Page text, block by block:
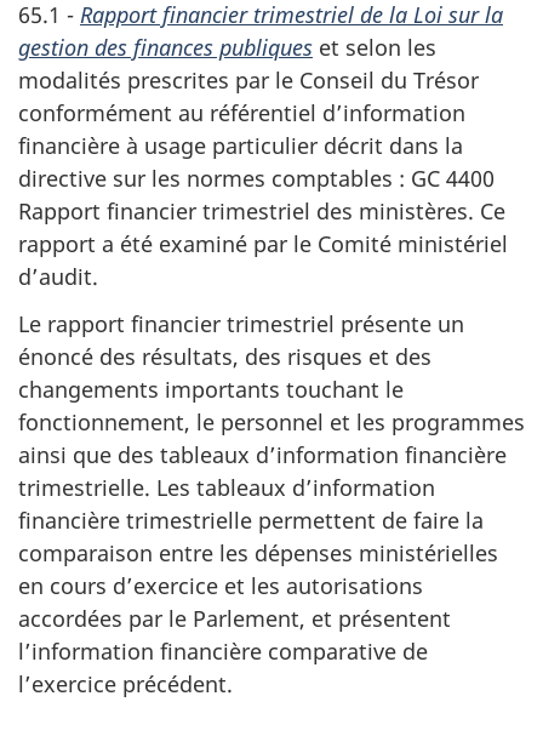
65.1 - Rapport financier trimestriel de la Loi sur la
gestion des finances publiques et selon les
modalités prescrites par le Conseil du Trésor
conformément au référentiel d’information
financière à usage particulier décrit dans la
directive sur les normes comptables : GC 4400
Rapport financier trimestriel des ministères. Ce
rapport a été examiné par le Comité ministériel
d’audit.
Le rapport financier trimestriel présente un
énoncé des résultats, des risques et des
changements importants touchant le
fonctionnement, le personnel et les programmes
ainsi que des tableaux d’information financière
trimestrielle. Les tableaux d’information
financière trimestrielle permettent de faire la
comparaison entre les dépenses ministérielles
en cours d’exercice et les autorisations
accordées par le Parlement, et présentent
l’information financière comparative de
l’exercice précédent.